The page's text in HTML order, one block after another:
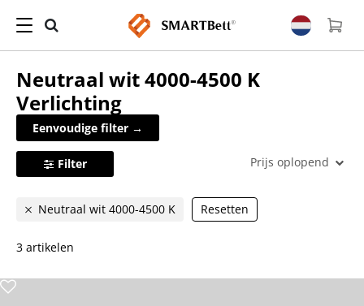
Neutraal wit 4000-4500 K
Verlichting
Eenvoudige filter →
Filter Prijs oplopend
Neutraal wit 4000-4500 K Resetten
3 artikelen